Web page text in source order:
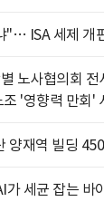
"… ISA 세제 개
노사협의회
'영향력 만회'
양재역 빌딩
가 세균 잡는 바